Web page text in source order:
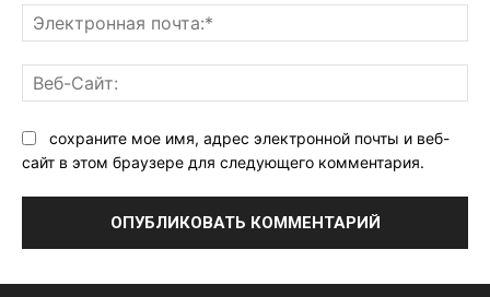
сохраните мое имя, адрес электронной почты и веб-
сайт в этом браузере для следующего комментария.